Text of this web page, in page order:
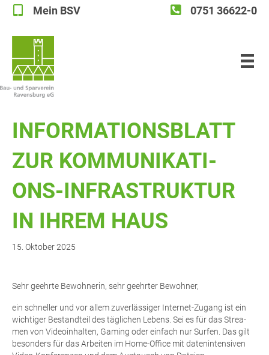
Mein BSVMein BSV 0751 36622-0
INFOR­MA­TI­ONS­BLATT
ZUR KOM­MU­NI­KA­TI­
ONS-INFRA­STRUK­TUR
IN IHREM HAUS
15. Oktober 2025
Sehr geehr­te Bewoh­ne­rin, sehr geehr­ter Bewohner,
ein schnel­ler und vor allem zuver­läs­si­ger Inter­net-Zugang ist ein
wich­ti­ger Bestand­teil des täg­li­chen Lebens. Sei es für das Strea­
men von Video­in­hal­ten, Gam­ing oder ein­fach nur Sur­fen. Das gilt
beson­ders für das Arbei­ten im Home-Office mit daten­in­ten­si­ven